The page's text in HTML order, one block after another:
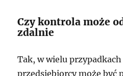
Czy kontrola może
zdalnie
Tak, w wielu
przedsiębiorcy może być